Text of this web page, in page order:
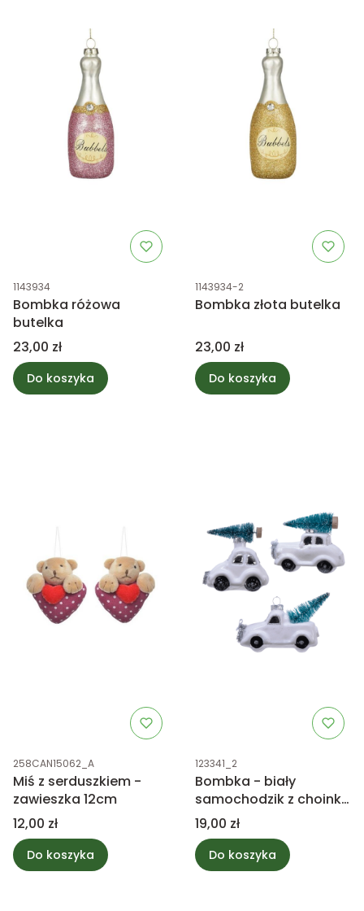
Kod produktu
1143934
Bombka różowa
butelka
Cena
23,00 zł
Do koszyka
Kod produktu
1143934-2
Bombka złota butelka
Cena
23,00 zł
Do koszyka
Kod produktu
258CAN15062_A
Miś z serduszkiem -
zawieszka 12cm
Cena
12,00 zł
Do koszyka
Kod produktu
123341_2
Bombka - biały
samochodzik z choinką
mix
Cena
19,00 zł
Do koszyka